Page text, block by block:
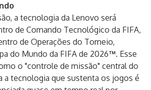
a tecnologia da Lenovo será
de Comando Tecnológico da FIFA,
de Operações do Torneio,
do Mundo da FIFA de 2026™. Esse
o "controle de missão" central do
a tecnologia que sustenta os jogos é